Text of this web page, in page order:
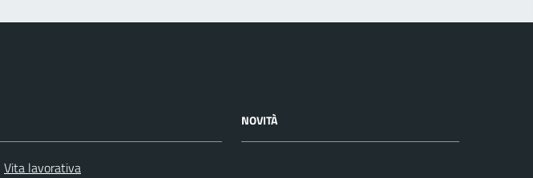
Vita lavorativa
NOVITÀ